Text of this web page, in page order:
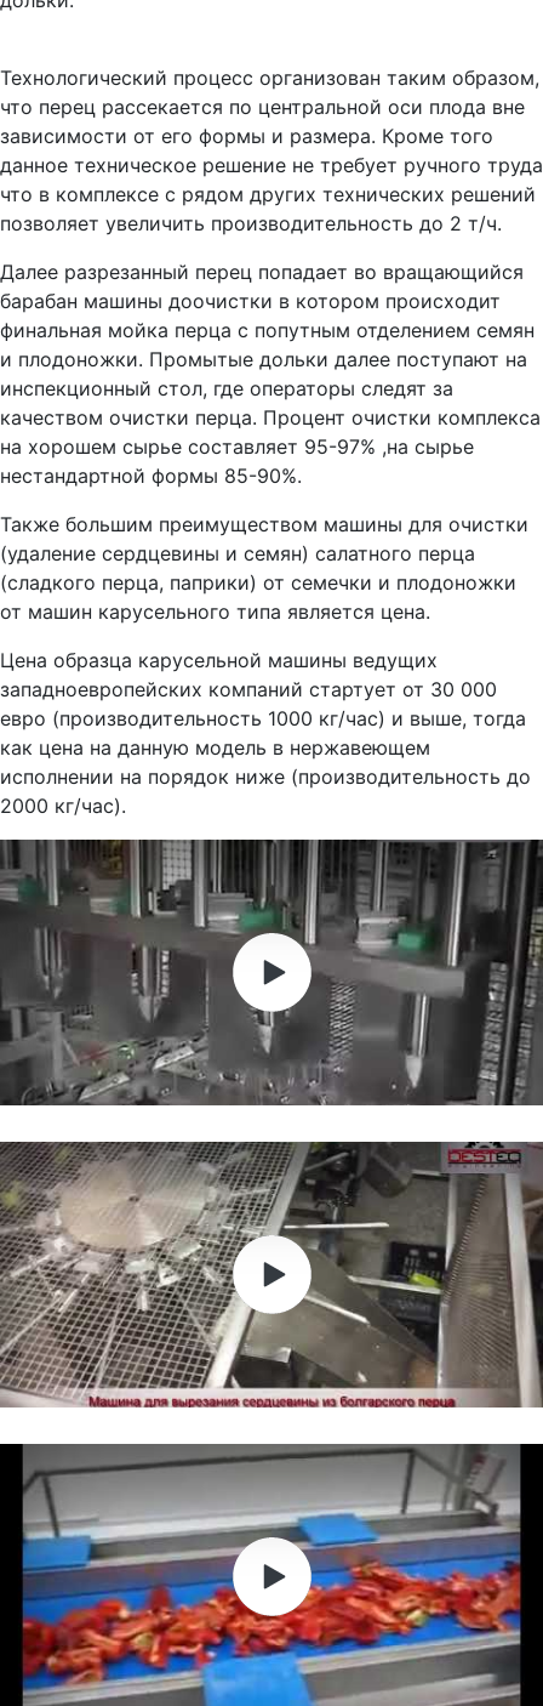
Технологический процесс организован таким образом,
что перец рассекается по центральной оси плода вне
зависимости от его формы и размера. Кроме того
данное техническое решение не требует ручного труда
что в комплексе с рядом других технических решений
позволяет увеличить производительность до 2 т/ч.
Далее разрезанный перец попадает во вращающийся
барабан машины доочистки в котором происходит
финальная мойка перца с попутным отделением семян
и плодоножки. Промытые дольки далее поступают на
инспекционный стол, где операторы следят за
качеством очистки перца. Процент очистки комплекса
на хорошем сырье составляет 95-97% ,на сырье
нестандартной формы 85-90%.
Также большим преимуществом машины для очистки
(удаление сердцевины и семян) салатного перца
(сладкого перца, паприки) от семечки и плодоножки
от машин карусельного типа является цена.
Цена образца карусельной машины ведущих
западноевропейских компаний стартует от 30 000
евро (производительность 1000 кг/час) и выше, тогда
как цена на данную модель в нержавеющем
исполнении на порядок ниже (производительность до
2000 кг/час).